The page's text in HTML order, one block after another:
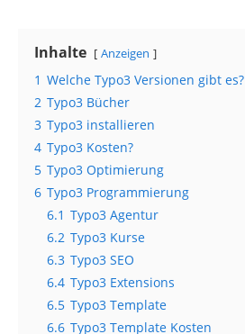
Inhalte Anzeigen
1 Welche Typo3 Versionen gibt es?
2 Typo3 Bücher
3 Typo3 installieren
4 Typo3 Kosten?
5 Typo3 Optimierung
6 Typo3 Programmierung
6.1 Typo3 Agentur
6.2 Typo3 Kurse
6.3 Typo3 SEO
6.4 Typo3 Extensions
6.5 Typo3 Template
6.6 Typo3 Template Kosten